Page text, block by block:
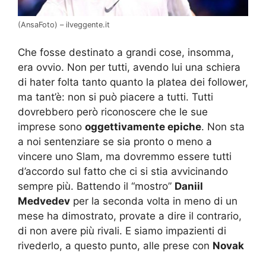
(AnsaFoto) – ilveggente.it
Che fosse destinato a grandi cose, insomma,
era ovvio. Non per tutti, avendo lui una schiera
di hater folta tanto quanto la platea dei follower,
ma tant’è: non si può piacere a tutti. Tutti
dovrebbero però riconoscere che le sue
imprese sono oggettivamente epiche. Non sta
a noi sentenziare se sia pronto o meno a
vincere uno Slam, ma dovremmo essere tutti
d’accordo sul fatto che ci si stia avvicinando
sempre più. Battendo il “mostro” Daniil
Medvedev per la seconda volta in meno di un
mese ha dimostrato, provate a dire il contrario,
di non avere più rivali. E siamo impazienti di
rivederlo, a questo punto, alle prese con Novak